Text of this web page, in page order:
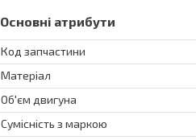
Основні атрибути
Код запчастини
Матеріал
Об'єм двигуна
Сумісність з маркою